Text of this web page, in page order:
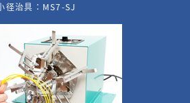
径治具：MS7-SJ